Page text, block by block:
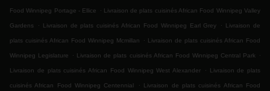
Food Winnipeg Portage - Ellice . Livraison de plats cuisinés African Food Winnipeg Valley
Gardens . Livraison de plats cuisinés African Food Winnipeg Earl Grey . Livraison de
plats cuisinés African Food Winnipeg Mcmillan . Livraison de plats cuisinés African Food
Winnipeg Legislature . Livraison de plats cuisinés African Food Winnipeg Central Park .
Livraison de plats cuisinés African Food Winnipeg West Alexander . Livraison de plats
cuisinés African Food Winnipeg Centennial . Livraison de plats cuisinés African Food